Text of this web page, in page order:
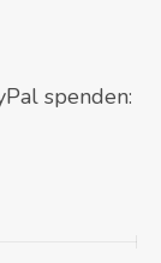
spenden: